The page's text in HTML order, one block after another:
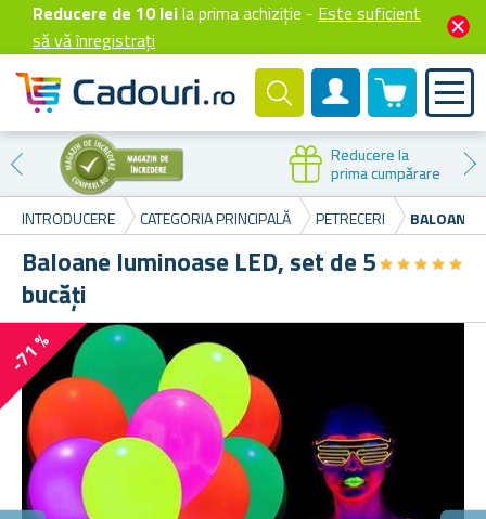
Reducere de 10 leila prima achiziție - Este suficient
să vă înregistrați
Cont client
0 produselor
Reducere la
prima cumpărare
INTRODUCERE CATEGORIA PRINCIPALĂ PETRECERI BALOANE
Baloane luminoase LED, set de 5
bucăți
★★★★★
★★★★★
-71 %